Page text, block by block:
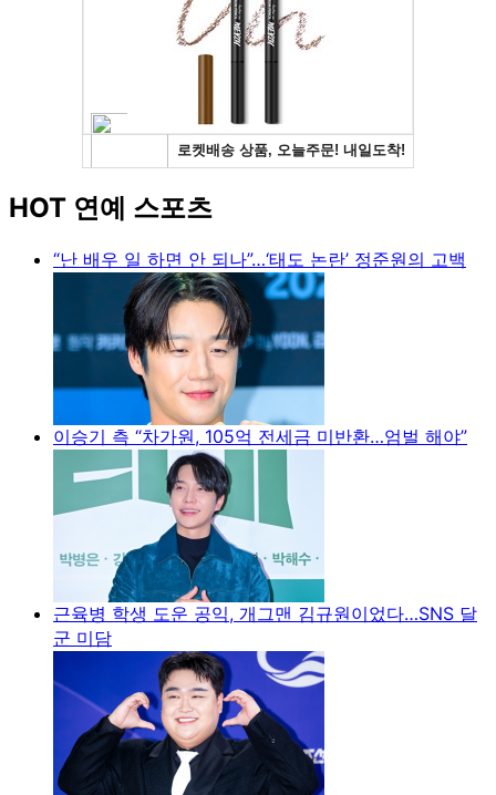
HOT 연예 스포츠
“난 배우 일 하면 안 되나”…‘태도 논란’ 정준원의 고백
이승기 측 “차가원, 105억 전세금 미반환…엄벌 해야”
근육병 학생 도운 공익, 개그맨 김규원이었다…SNS 달
군 미담